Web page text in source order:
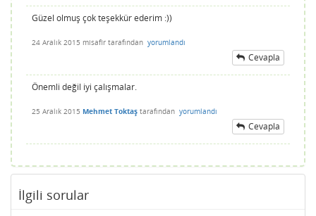
Güzel olmuş çok teşekkür ederim :))
24 Aralık 2015 misafir tarafından yorumlandı
Cevapla
Önemli değil iyi çalışmalar.
25 Aralık 2015 Mehmet Toktaş tarafından yorumlandı
Cevapla
İlgili sorular